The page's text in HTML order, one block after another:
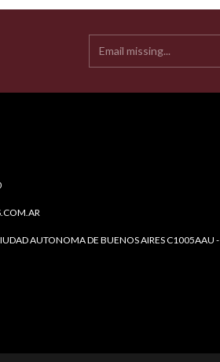
AUTONOMA DE BUENOS AIRES C1005AAU -